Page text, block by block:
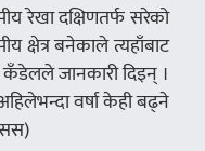
रेखा दक्षिणतर्फ सरेको
क्षेत्र बनेकाले त्यहाँबाट
जानकारी दिइन् ।
वर्षा केही बढ्ने